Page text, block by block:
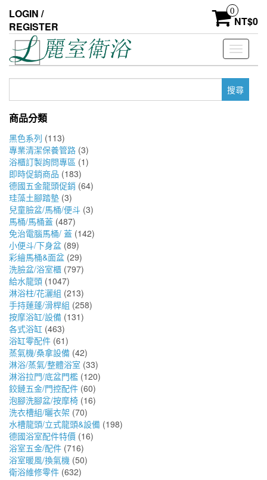
the
content
LOGIN /
REGISTER
0
NT$0
Toggle
鍵
商品分類
黑色系列 (113)
專業清潔保養管路 (3)
浴櫃訂製詢問專區 (1)
即時促銷商品 (183)
德國五金龍頭促銷 (64)
珪藻土腳踏墊 (3)
兒童臉盆/馬桶/便斗 (3)
馬桶/馬桶蓋 (487)
免治電腦馬桶/ 蓋 (142)
小便斗/下身盆 (89)
彩繪馬桶&面盆 (29)
洗臉盆/浴室櫃 (797)
給水龍頭 (1047)
淋浴柱/花灑組 (213)
手持蓮蓬/滑桿組 (258)
按摩浴缸/設備 (131)
各式浴缸 (463)
浴缸零配件 (61)
蒸氣機/桑拿設備 (42)
淋浴/蒸氣/整體浴室 (33)
淋浴拉門/底盆門檻 (120)
鉸鏈五金/門控配件 (60)
泡腳洗腳盆/按摩椅 (16)
洗衣槽組/曬衣架 (70)
水槽龍頭/立式龍頭&設備 (198)
德國浴室配件特價 (16)
浴室五金/配件 (716)
浴室暖風/換氣機 (50)
衛浴維修零件 (632)